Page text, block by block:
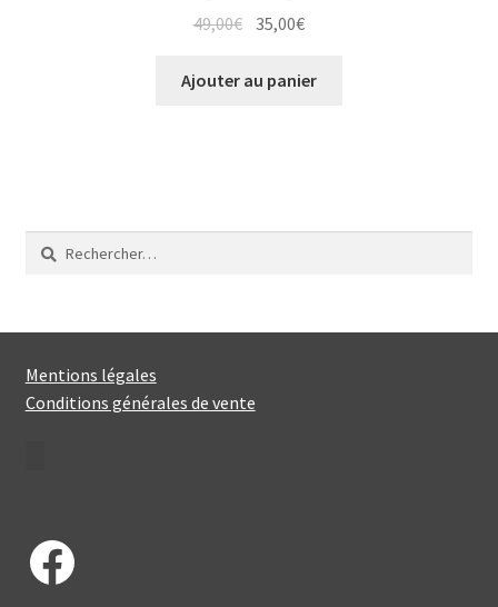
49,00€ Le
initial
35,00€Le
actuel
Ajouter au panier
Rechercher :
Mentions légales
Conditions générales de vente
Facebook